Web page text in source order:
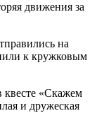
движения за
на
к кружковым
квесте «Скажем
и дружеская